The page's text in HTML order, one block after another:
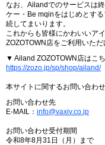
なお、Ailandでのサービスは
ケー・Be mqinをはじめとす
続してまいります。
これからも皆様にかわいいア
ZOZOTOWN店をご利用いただ
▼ Ailand ZOZOTOWN店はこ
https://zozo.jp/sp/shop/ailand/
本サイトに関するお問い合わ
お問い合わせ先
E-MAIL： info@vaxiv.co.jp
お問い合わせ受付期間
令和8年8月31日（月）まで